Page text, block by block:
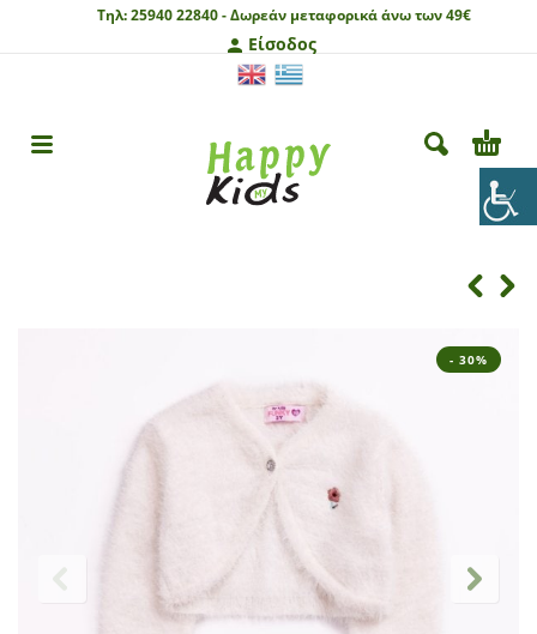
Τηλ:25940 22840 -Δωρεάν μεταφορικά άνω των 49€
Είσοδος
- 30%